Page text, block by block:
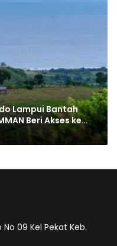
Lampui Bantah
Beri Akses ke
09 Kel Pekat Keb.